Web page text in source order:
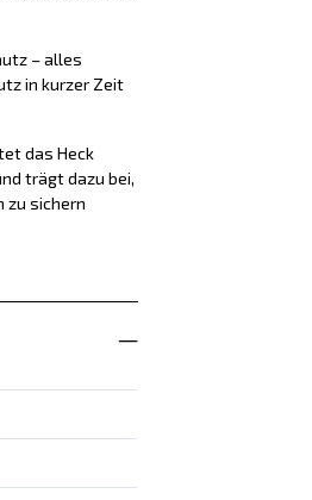
– alles
in kurzer Zeit
das Heck
trägt dazu bei,
zu sichern